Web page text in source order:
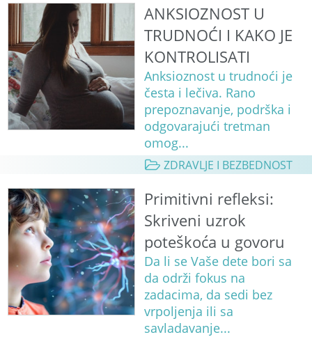
ANKSIOZNOST U
TRUDNOĆI I KAKO JE
KONTROLISATI
Anksioznost u trudnoći je
česta i lečiva. Rano
prepoznavanje, podrška i
odgovarajući tretman
omog...
ZDRAVLJE I BEZBEDNOST
Primitivni refleksi:
Skriveni uzrok
poteškoća u govoru
Da li se Vaše dete bori sa
da održi fokus na
zadacima, da sedi bez
vrpoljenja ili sa
savladavanje...